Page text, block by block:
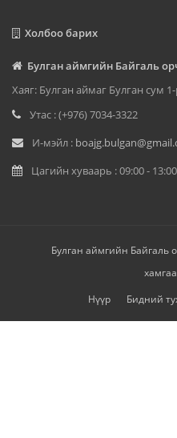
Холбоо барих
Булган аймгийн Байгаль
Хаяг: Булган аймаг Булган сум
Утас : (+976) 7034-3322
И-мэйл :
Цагийн хуваарь : 09:00 -
Булган аймгийн Байгаль
Нүүр
Бидний